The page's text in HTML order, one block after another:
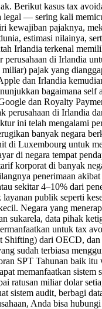
kasus tax
— sering kali
pajaknya,
estimasi nilainya,
Irlandia terkenal
di Irlandia
pajak yang
dan Irlandia
bagaimana
dan Royalty
di Irlandia
ini telah mengalami
banyak negara
Luxembourg untuk
di negara tempat
korporat di banyak
penerimaan
sekitar 4–10% dari
publik seperti
Negara yang
data pihak
untuk tax
dari OECD,
sudah terbiasa
SPT Tahunan baik
memanfaatkan sistem
ratusan miliar dolar
sistem audit, berbagi
Anda bisa